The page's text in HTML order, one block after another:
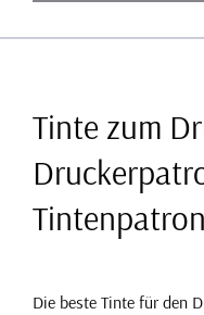
Tinte zum
Die beste Tinte für den